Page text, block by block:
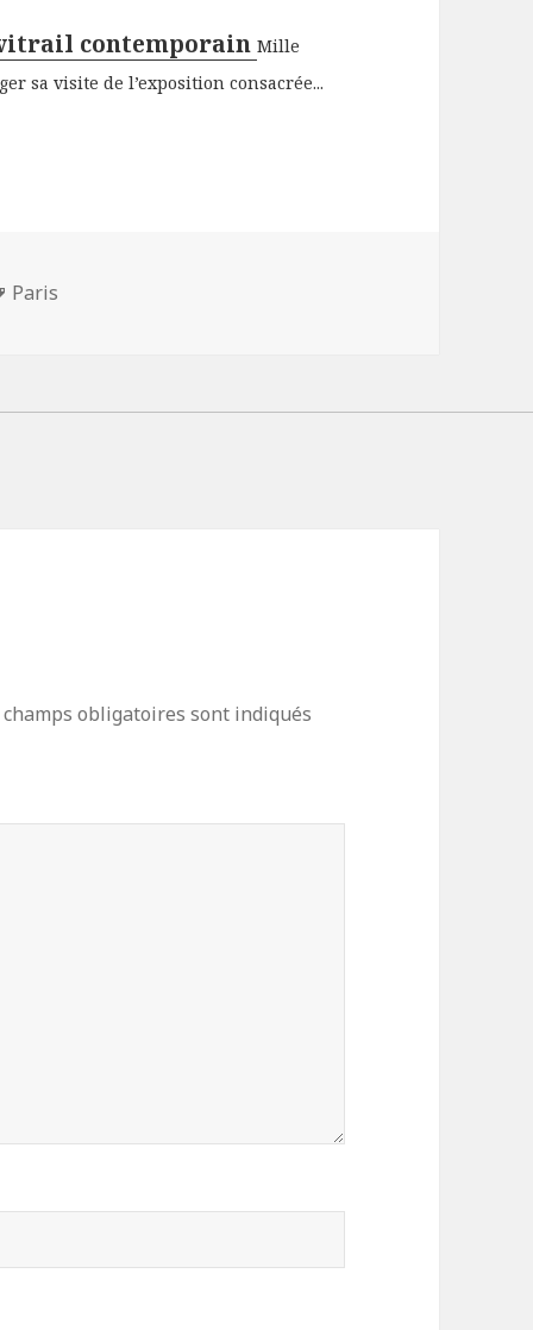
vitrail contemporainMille
sa visite de l’exposition consacrée...
Mots-
Paris
champs obligatoires sont indiqués